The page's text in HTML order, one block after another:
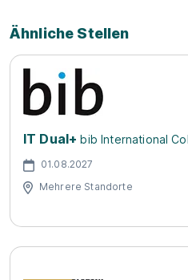
Ähnliche Stellen
IT Dual+ bib International
01.08.2027
Mehrere Standorte